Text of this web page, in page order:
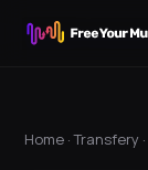
Home ·Transfery ·